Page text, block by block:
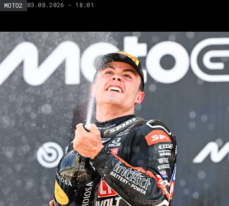
MOTO2 03.08.2026 - 18:01